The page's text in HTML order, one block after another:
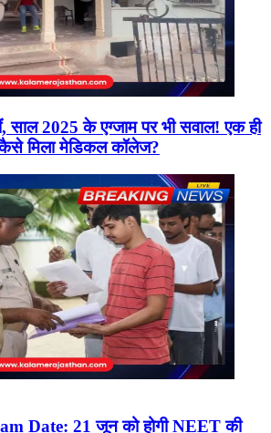
साल 2025 के एग्जाम पर भी सवाल! एक ही
कैसे मिला मेडिकल कॉलेज?
Date: 21 जून को होगी NEET की